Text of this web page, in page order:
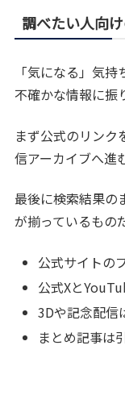
調べたい人向
「気になる」気
不確かな情報に振
まず公式のリン
信アーカイブへ進
最後に検索結果の
が揃っているもの
公式サイトの
公式Xと
3Dや記念配信
まとめ記事は